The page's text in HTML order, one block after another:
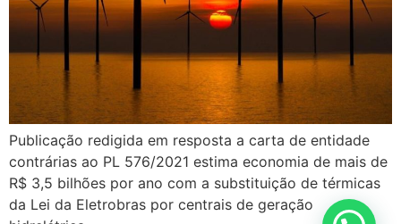
Publicação redigida em resposta a carta de entidade
contrárias ao PL 576/2021 estima economia de mais de
R$ 3,5 bilhões por ano com a substituição de térmicas
da Lei da Eletrobras por centrais de geração